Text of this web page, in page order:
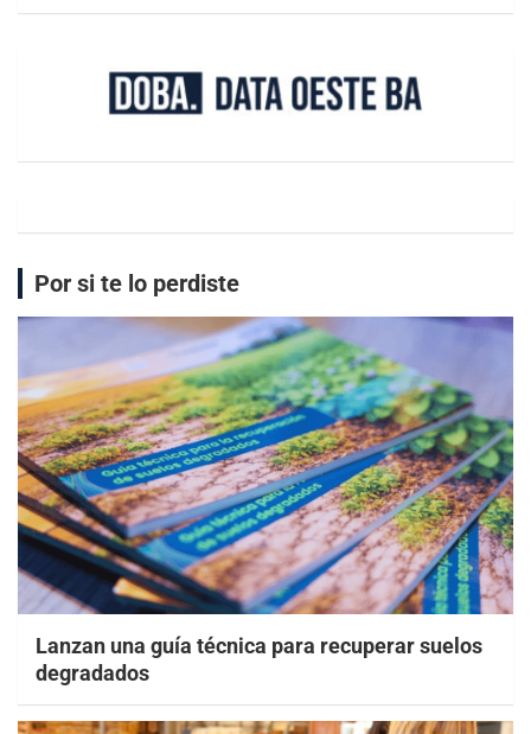
Por si te lo perdiste
Lanzan una guía técnica para recuperar suelos
degradados